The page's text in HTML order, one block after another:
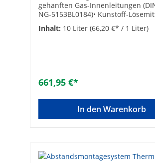
gehanften Gas-Innenleitungen
NG-5153BL0184)• Kunstoff-
Gemisch• Zur Verarbeitung gelten
Richtlinien des Arbeitsblattes
verwendet werden• Inhalt 10 Liter•
Mischungsverhältnis:
Inhalt: 10 Liter (66,20 €* / 1 Liter)
661,95 €*
In den Warenkorb